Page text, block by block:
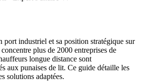
port industriel et sa position stratégique sur
plus de 2000 entreprises de
longue distance sont
aux punaises de lit. Ce guide détaille les
solutions adaptées.